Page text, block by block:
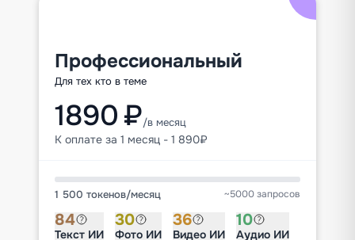
Профессиональный
Для тех кто в теме
1890 ₽/в месяц
К оплате за 1 месяц - 1 890₽
1 500 токенов/месяц ~5000 запросов
84
Текст ИИ
30
Фото ИИ
36
Видео ИИ
10
Аудио ИИ